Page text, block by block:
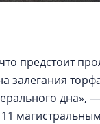
предстоит
залегания
дна»,